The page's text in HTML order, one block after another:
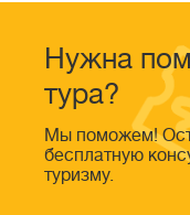
Нужна
тура?
Мы поможем!
бесплатную
туризму.